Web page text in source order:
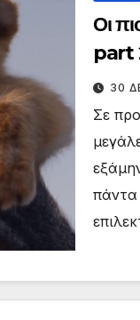
Οι
part
30
Σε
πάντα